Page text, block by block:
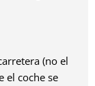
(no el
el coche se